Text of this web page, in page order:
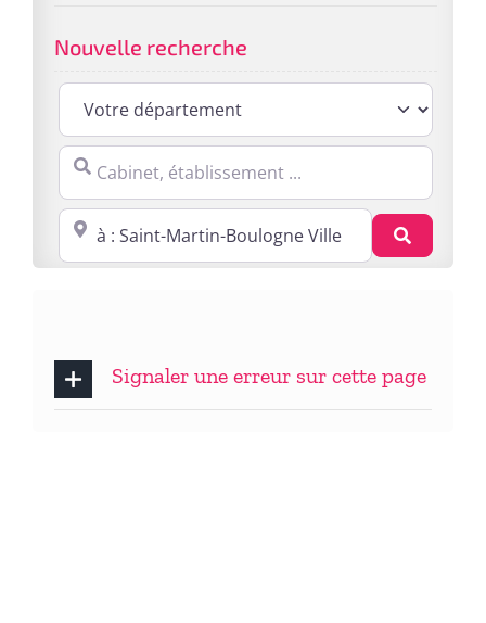
Nouvelle recherche
Cabinet, établissement ...
Proche de : ville, cp, lieu ...
Signaler une erreur sur cette page